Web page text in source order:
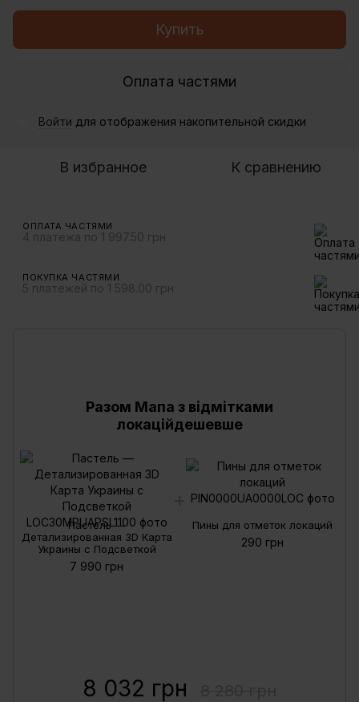
Купить
Оплата частями
Войти для отображения накопительной скидки
В избранное К сравнению
ОПЛАТА ЧАСТЯМИ
4 платежа по 1 997.50 грн
ПОКУПКА ЧАСТЯМИ
5 платежей по 1 598.00 грн
Разом Мапа з відмітками
локаційдешевше
Пастель —
Детализированная 3D Карта
Украины с Подсветкой
7 990 грн
Пины для отметок локаций
290 грн
8 032 грн